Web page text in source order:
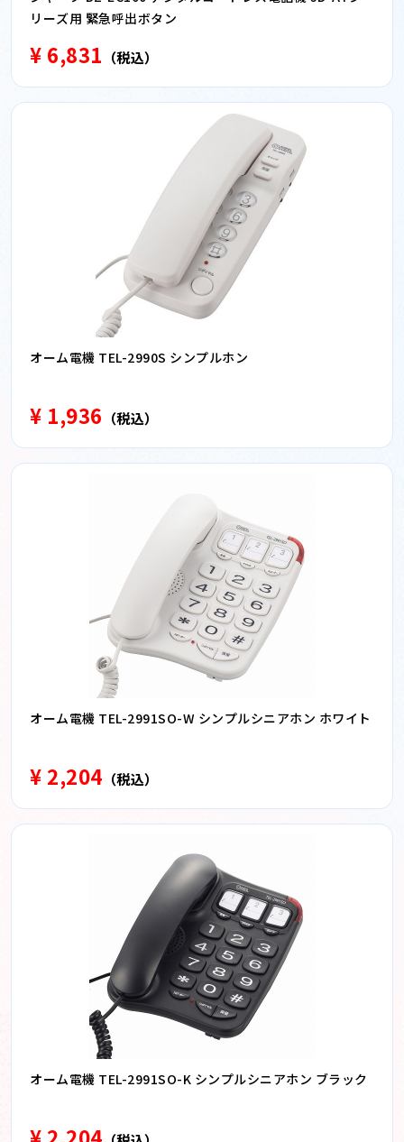
リーズ用 緊急呼出ボタン
¥ 6,831 （税込）
オーム電機 TEL-2990S シンプルホン
¥ 1,936 （税込）
オーム電機 TEL-2991SO-W シンプルシニアホン ホワイト
¥ 2,204 （税込）
オーム電機 TEL-2991SO-K シンプルシニアホン ブラック